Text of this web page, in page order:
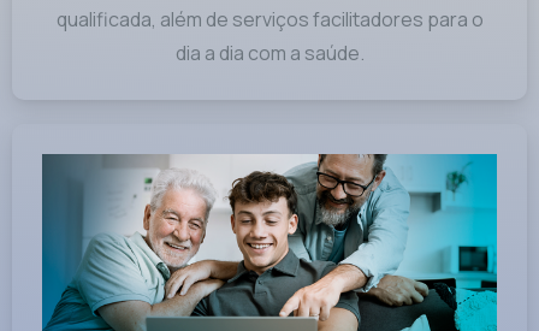
qualificada, além de serviços facilitadores para o
dia a dia com a saúde.